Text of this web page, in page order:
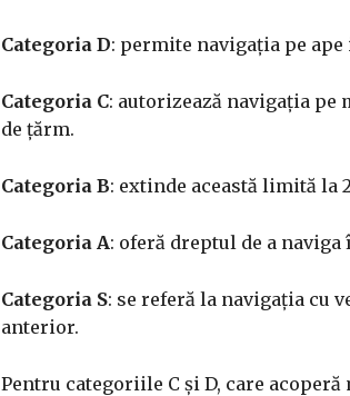
Categoria D: permite navigația pe
Categoria C: autorizează navigația pe
de țărm.​
Categoria B: extinde această limită la
Categoria A: oferă dreptul de a
Categoria S: se referă la navigația cu
anterior.​
Pentru categoriile C și D, care